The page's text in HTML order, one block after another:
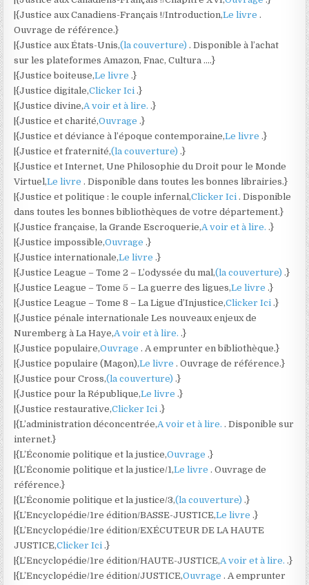
|{Justice aux Canadiens-Français !/Introduction,Le livre.
Ouvrage de référence.}
|{Justice aux États-Unis,(la couverture). Disponible à l’achat
sur les plateformes Amazon, Fnac, Cultura ….}
|{Justice boiteuse,Le livre.}
|{Justice digitale,Clicker Ici.}
|{Justice divine,A voir et à lire..}
|{Justice et charité,Ouvrage.}
|{Justice et déviance à l’époque contemporaine,Le livre.}
|{Justice et fraternité,(la couverture).}
|{Justice et Internet, Une Philosophie du Droit pour le Monde
Virtuel,Le livre. Disponible dans toutes les bonnes librairies.}
|{Justice et politique : le couple infernal,Clicker Ici. Disponible
dans toutes les bonnes bibliothèques de votre département.}
|{Justice française, la Grande Escroquerie,A voir et à lire..}
|{Justice impossible,Ouvrage.}
|{Justice internationale,Le livre.}
|{Justice League – Tome 2 – L’odyssée du mal,(la couverture).}
|{Justice League – Tome 5 – La guerre des ligues,Le livre.}
|{Justice League – Tome 8 – La Ligue d’Injustice,Clicker Ici.}
|{Justice pénale internationale Les nouveaux enjeux de
Nuremberg à La Haye,A voir et à lire..}
|{Justice populaire,Ouvrage. A emprunter en bibliothèque.}
|{Justice populaire (Magon),Le livre. Ouvrage de référence.}
|{Justice pour Cross,(la couverture).}
|{Justice pour la République,Le livre.}
|{Justice restaurative,Clicker Ici.}
|{L’administration déconcentrée,A voir et à lire.. Disponible sur
internet.}
|{L’Économie politique et la justice,Ouvrage.}
|{L’Économie politique et la justice/1,Le livre. Ouvrage de
référence.}
|{L’Économie politique et la justice/3,(la couverture).}
|{L’Encyclopédie/1re édition/BASSE-JUSTICE,Le livre.}
|{L’Encyclopédie/1re édition/EXÉCUTEUR DE LA HAUTE
JUSTICE,Clicker Ici.}
|{L’Encyclopédie/1re édition/HAUTE-JUSTICE,A voir et à lire..}
|{L’Encyclopédie/1re édition/JUSTICE,Ouvrage. A emprunter